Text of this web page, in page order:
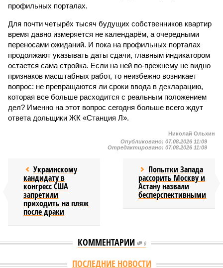
профильных порталах.
Для почти четырёх тысяч будущих собственников квартир
время давно измеряется не календарём, а очередными
переносами ожиданий. И пока на профильных порталах
продолжают указывать даты сдачи, главным индикатором
остается сама стройка. Если на ней по-прежнему не видно
признаков масштабных работ, то неизбежно возникает
вопрос: не превращаются ли сроки ввода в декларацию,
которая все больше расходится с реальным положением
дел? Именно на этот вопрос сегодня больше всего ждут
ответа дольщики ЖК «Станция Л».
Николай Ольхин
Опубликовано: 07.08.2026 11:09
Отредактировано: 07.08.2026 11:09
Украинскому
кандидату в
конгресс США
запретили
приходить на пляж
после драки
Попытки Запада
рассорить Москву и
Астану назвали
бесперспективными
КОММЕНТАРИИ 0
ПОСЛЕДНИЕ НОВОСТИ